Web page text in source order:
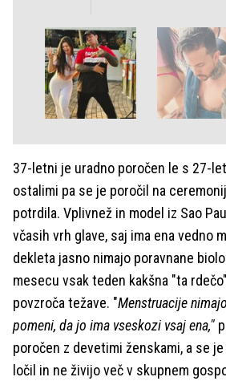
37-letni je uradno poročen le s 27-
ostalimi pa se je poročil na
potrdila. Vplivnež in model iz Sao
včasih vrh glave, saj ima ena vedno
dekleta jasno nimajo poravnane
mesecu vsak teden kakšna "ta
povzroča težave. "Menstruacije
pomeni, da jo ima vseskozi vsaj ena,"
poročen z devetimi ženskami, a se
ločil in ne živijo več v skupnem